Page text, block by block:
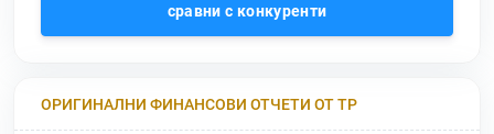
сравни с конкуренти
ОРИГИНАЛНИ ФИНАНСОВИ ОТЧЕТИ ОТ ТР